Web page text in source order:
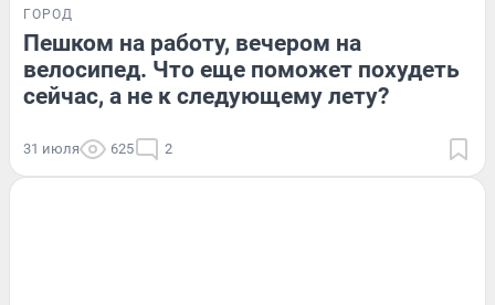
ГОРОД
Пешком на работу, вечером на
велосипед. Что еще поможет похудеть
сейчас, а не к следующему лету?
31 июля 625 2